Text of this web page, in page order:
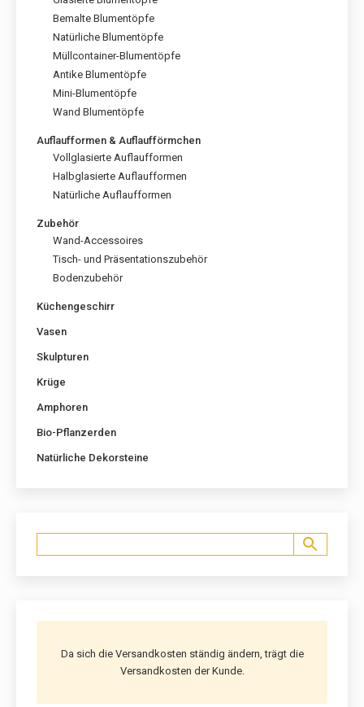
Bemalte Blumentöpfe
Natürliche Blumentöpfe
Müllcontainer-Blumentöpfe
Antike Blumentöpfe
Mini-Blumentöpfe
Wand Blumentöpfe
Auflaufformen & Auflaufförmchen
Vollglasierte Auflaufformen
Halbglasierte Auflaufformen
Natürliche Auflaufformen
Zubehör
Wand-Accessoires
Tisch- und Präsentationszubehör
Bodenzubehör
Küchengeschirr
Vasen
Skulpturen
Krüge
Amphoren
Bio-Pflanzerden
Natürliche Dekorsteine
Da sich die Versandkosten ständig ändern, trägt die
Versandkosten der Kunde.